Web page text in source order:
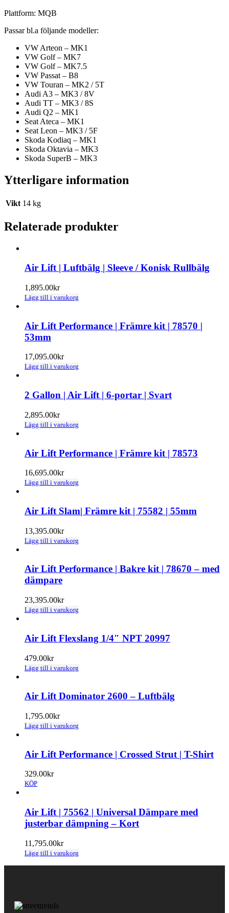
Plattform: MQB
Passar bl.a följande modeller:
VW Arteon – MK1
VW Golf – MK7
VW Golf – MK7.5
VW Passat – B8
VW Touran – MK2 / 5T
Audi A3 – MK3 / 8V
Audi TT – MK3 / 8S
Audi Q2 – MK1
Seat Ateca – MK1
Seat Leon – MK3 / 5F
Skoda Kodiaq – MK1
Skoda Oktavia – MK3
Skoda SuperB – MK3
Ytterligare information
Vikt 14 kg
Relaterade produkter
Air Lift | Luftbälg | Sleeve / Konisk Rullbälg
1,895.00kr
Lägg till i varukorg
Air Lift Performance | Främre kit | 78570 |
53mm
17,095.00kr
Lägg till i varukorg
2 Gallon | Air Lift | 6-portar | Svart
2,895.00kr
Lägg till i varukorg
Air Lift Performance | Främre kit | 78573
16,695.00kr
Lägg till i varukorg
Air Lift Slam| Främre kit | 75582 | 55mm
13,395.00kr
Lägg till i varukorg
Air Lift Performance | Bakre kit | 78670 – med
dämpare
23,395.00kr
Lägg till i varukorg
Air Lift Flexslang 1/4″ NPT 20997
479.00kr
Lägg till i varukorg
Air Lift Dominator 2600 – Luftbälg
1,795.00kr
Lägg till i varukorg
Air Lift Performance | Crossed Strut | T-Shirt
329.00kr
KÖP
Air Lift | 75562 | Universal Dämpare med
justerbar dämpning – Kort
11,795.00kr
Lägg till i varukorg